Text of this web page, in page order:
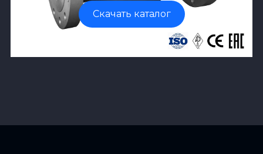
Скачать каталог